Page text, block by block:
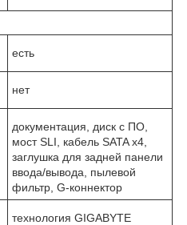
есть
нет
документация, диск с ПО,
мост SLI, кабель SATA х4,
заглушка для задней панели
ввода/вывода, пылевой
фильтр, G-коннектор
технология GIGABYTE